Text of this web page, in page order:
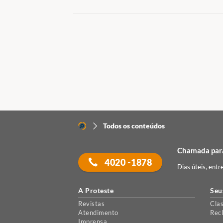
Todos os conteúdos
4020 -1878
Chamada
Dias úteis,
A Proteste
Revistas
Atendimento